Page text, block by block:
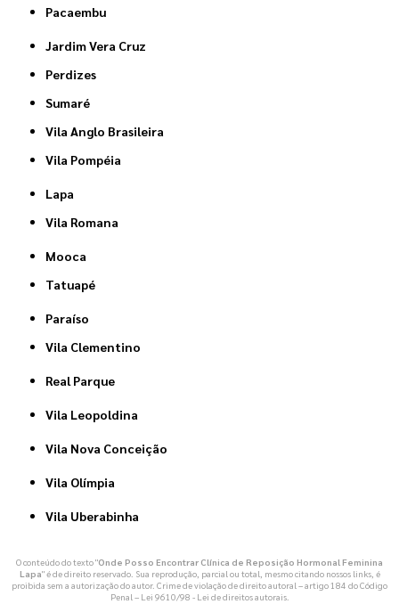
Pacaembu
Jardim Vera Cruz
Perdizes
Sumaré
Vila Anglo Brasileira
Vila Pompéia
Lapa
Vila Romana
Mooca
Tatuapé
Paraíso
Vila Clementino
Real Parque
Vila Leopoldina
Vila Nova Conceição
Vila Olímpia
Vila Uberabinha
O conteúdo do texto "Onde Posso Encontrar Clínica de Reposição Hormonal Feminina
Lapa" é de direito reservado. Sua reprodução, parcial ou total, mesmo citando nossos links, é
proibida sem a autorização do autor. Crime de violação de direito autoral – artigo 184 do Código
Penal – Lei 9610/98 - Lei de direitos autorais.